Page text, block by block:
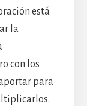
está
la
con los
para